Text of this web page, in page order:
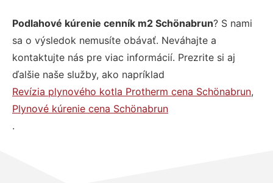
Podlahové kúrenie cenník m2 Schönabrun? S nami
sa o výsledok nemusíte obávať. Neváhajte a
kontaktujte nás pre viac informácií. Prezrite si aj
ďalšie naše služby, ako napríklad
Revízia plynového kotla Protherm cena Schönabrun,
Plynové kúrenie cena Schönabrun
.